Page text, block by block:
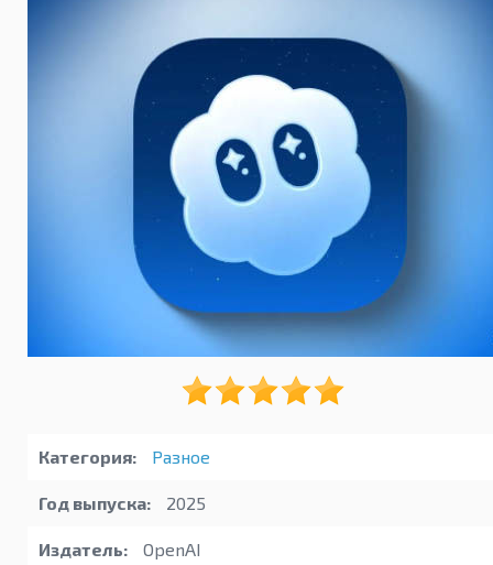
Категория: Разное
Год выпуска: 2025
Издатель: OpenAI